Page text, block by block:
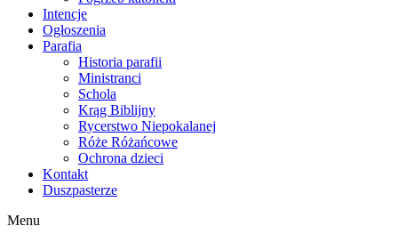
Intencje
Ogłoszenia
Parafia
Historia parafii
Ministranci
Schola
Krąg Biblijny
Rycerstwo Niepokalanej
Róże Różańcowe
Ochrona dzieci
Kontakt
Duszpasterze
Menu